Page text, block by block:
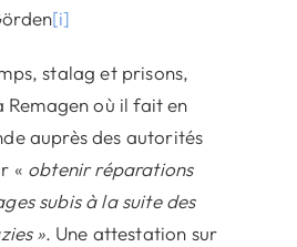
[i]
stalag et prisons,
Remagen où il fait en
auprès des autorités
« obtenir réparations
subis à la suite des
». Une attestation sur